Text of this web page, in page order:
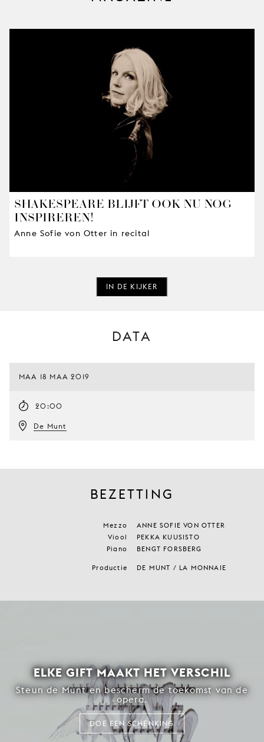
SHAKESPEARE BLIJFT OOK NU NOG
INSPIREREN!
Anne Sofie von Otter in recital
IN DE KIJKER
DATA
MAA 18 MAA 2019
20:00
De Munt
BEZETTING
Mezzo
ANNE SOFIE VON OTTER
Viool
PEKKA KUUSISTO
Piano
BENGT FORSBERG
Productie DE MUNT / LA MONNAIE
ELKE GIFT MAAKT HET VERSCHIL
Steun de Munt en bescherm de toekomst van de
opera.
DOE EEN SCHENKING